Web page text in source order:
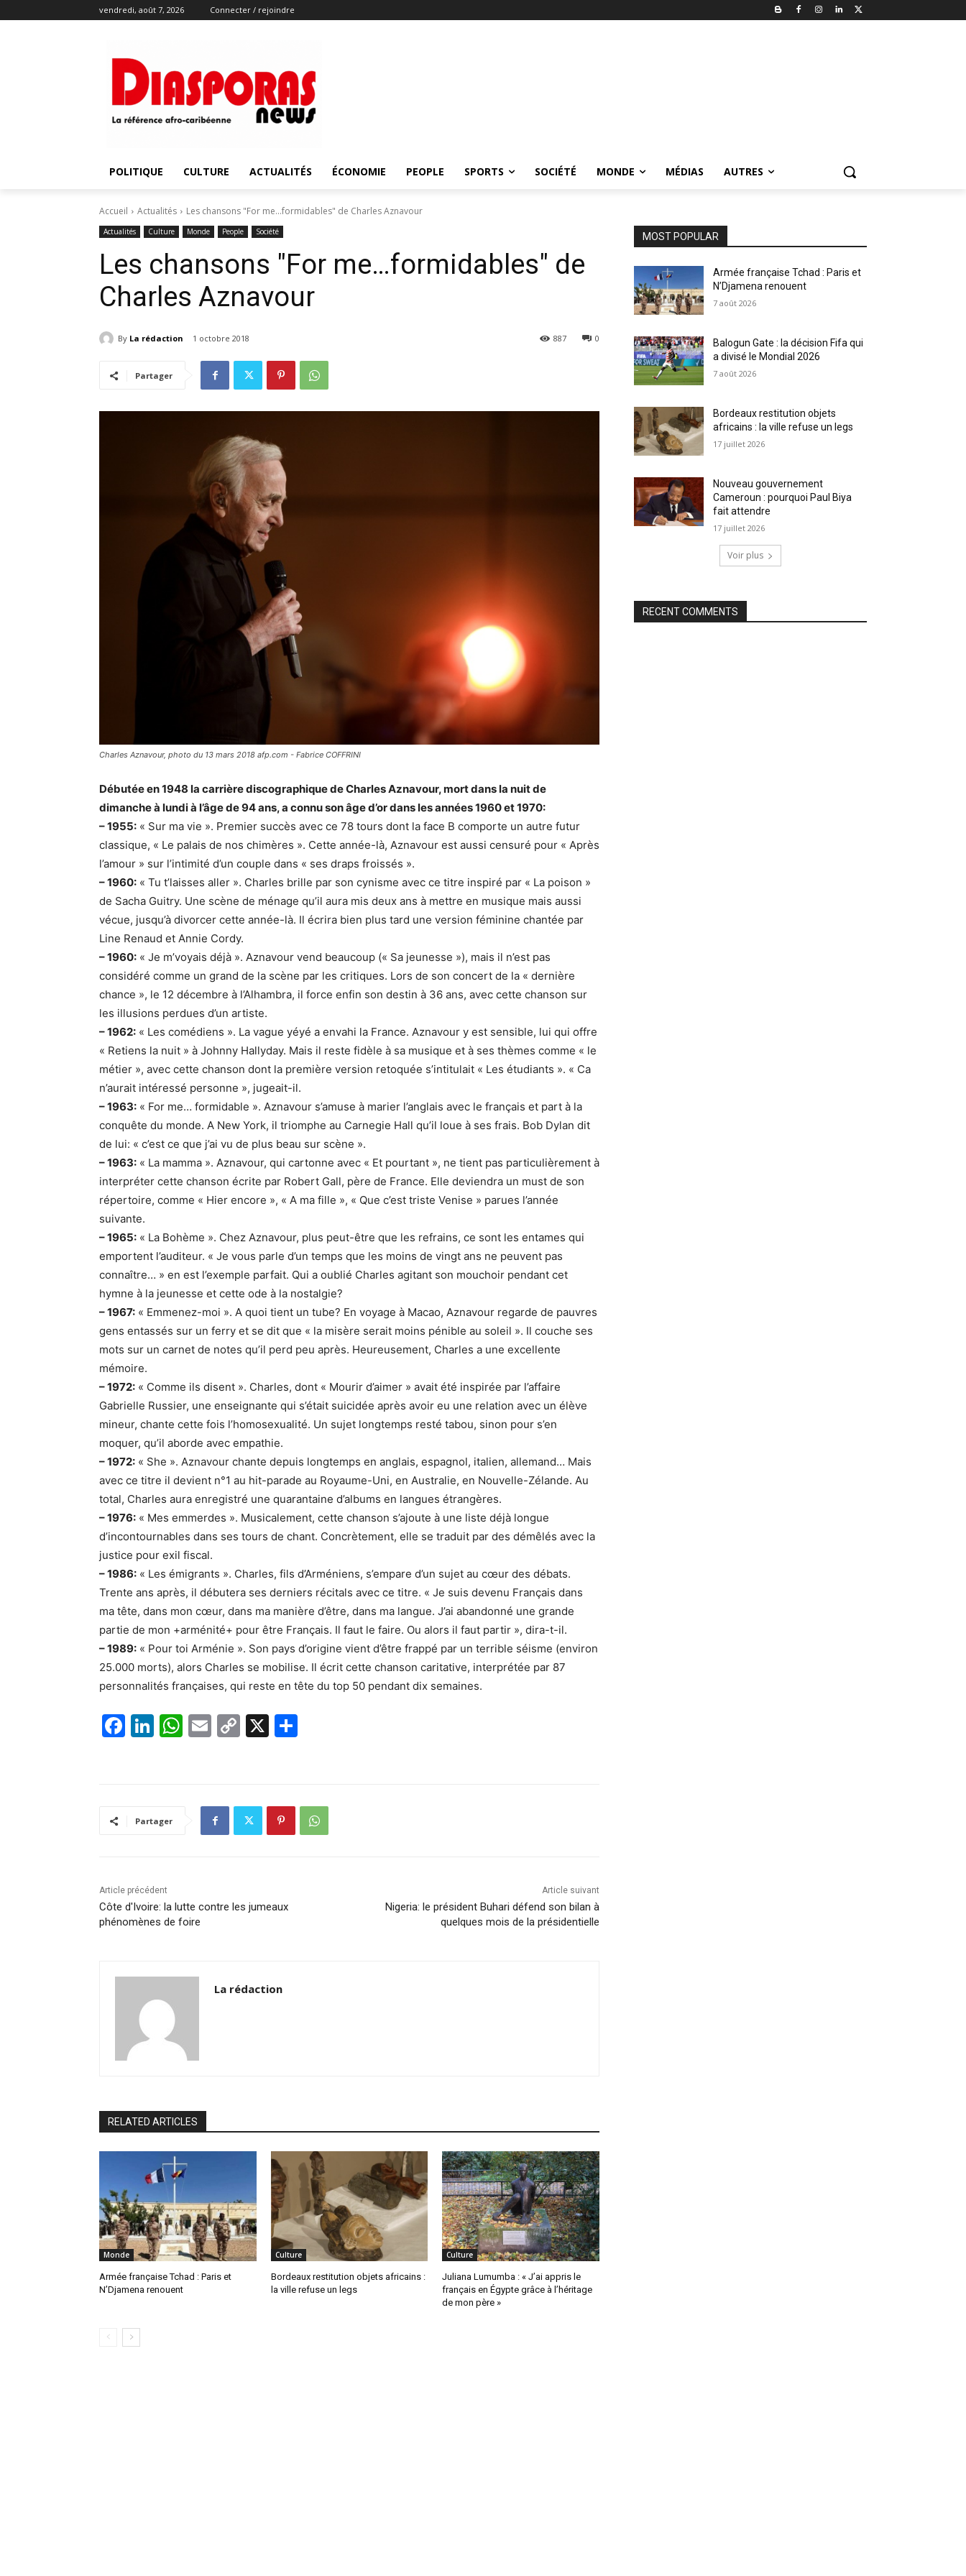
vendredi, août 7, 2026 Connecter / rejoindre
POLITIQUE CULTURE ACTUALITÉS ÉCONOMIE PEOPLE SPORTS SOCIÉTÉ MONDE MÉDIAS AUTRES
Accueil Actualités Les chansons "For me...formidables" de Charles Aznavour
Actualités Culture Monde People Société
Les chansons "For me…formidables" de
Charles Aznavour
By La rédaction 1 octobre 2018 0
887
Partager
Charles Aznavour, photo du 13 mars 2018 afp.com - Fabrice COFFRINI
Débutée en 1948 la carrière discographique de Charles Aznavour, mort dans la nuit de
dimanche à lundi à l’âge de 94 ans, a connu son âge d’or dans les années 1960 et 1970:
– 1955: « Sur ma vie ». Premier succès avec ce 78 tours dont la face B comporte un autre futur
classique, « Le palais de nos chimères ». Cette année-là, Aznavour est aussi censuré pour « Après
l’amour » sur l’intimité d’un couple dans « ses draps froissés ».
– 1960: « Tu t’laisses aller ». Charles brille par son cynisme avec ce titre inspiré par « La poison »
de Sacha Guitry. Une scène de ménage qu’il aura mis deux ans à mettre en musique mais aussi
vécue, jusqu’à divorcer cette année-là. Il écrira bien plus tard une version féminine chantée par
Line Renaud et Annie Cordy.
– 1960: « Je m’voyais déjà ». Aznavour vend beaucoup (« Sa jeunesse »), mais il n’est pas
considéré comme un grand de la scène par les critiques. Lors de son concert de la « dernière
chance », le 12 décembre à l’Alhambra, il force enfin son destin à 36 ans, avec cette chanson sur
les illusions perdues d’un artiste.
– 1962: « Les comédiens ». La vague yéyé a envahi la France. Aznavour y est sensible, lui qui offre
« Retiens la nuit » à Johnny Hallyday. Mais il reste fidèle à sa musique et à ses thèmes comme « le
métier », avec cette chanson dont la première version retoquée s’intitulait « Les étudiants ». « Ca
n’aurait intéressé personne », jugeait-il.
– 1963: « For me… formidable ». Aznavour s’amuse à marier l’anglais avec le français et part à la
conquête du monde. A New York, il triomphe au Carnegie Hall qu’il loue à ses frais. Bob Dylan dit
de lui: « c’est ce que j’ai vu de plus beau sur scène ».
– 1963: « La mamma ». Aznavour, qui cartonne avec « Et pourtant », ne tient pas particulièrement à
interpréter cette chanson écrite par Robert Gall, père de France. Elle deviendra un must de son
répertoire, comme « Hier encore », « A ma fille », « Que c’est triste Venise » parues l’année
suivante.
– 1965: « La Bohème ». Chez Aznavour, plus peut-être que les refrains, ce sont les entames qui
emportent l’auditeur. « Je vous parle d’un temps que les moins de vingt ans ne peuvent pas
connaître… » en est l’exemple parfait. Qui a oublié Charles agitant son mouchoir pendant cet
hymne à la jeunesse et cette ode à la nostalgie?
– 1967: « Emmenez-moi ». A quoi tient un tube? En voyage à Macao, Aznavour regarde de pauvres
gens entassés sur un ferry et se dit que « la misère serait moins pénible au soleil ». Il couche ses
mots sur un carnet de notes qu’il perd peu après. Heureusement, Charles a une excellente
mémoire.
– 1972: « Comme ils disent ». Charles, dont « Mourir d’aimer » avait été inspirée par l’affaire
Gabrielle Russier, une enseignante qui s’était suicidée après avoir eu une relation avec un élève
mineur, chante cette fois l’homosexualité. Un sujet longtemps resté tabou, sinon pour s’en
moquer, qu’il aborde avec empathie.
– 1972: « She ». Aznavour chante depuis longtemps en anglais, espagnol, italien, allemand… Mais
avec ce titre il devient n°1 au hit-parade au Royaume-Uni, en Australie, en Nouvelle-Zélande. Au
total, Charles aura enregistré une quarantaine d’albums en langues étrangères.
– 1976: « Mes emmerdes ». Musicalement, cette chanson s’ajoute à une liste déjà longue
d’incontournables dans ses tours de chant. Concrètement, elle se traduit par des démêlés avec la
justice pour exil fiscal.
– 1986: « Les émigrants ». Charles, fils d’Arméniens, s’empare d’un sujet au cœur des débats.
Trente ans après, il débutera ses derniers récitals avec ce titre. « Je suis devenu Français dans
ma tête, dans mon cœur, dans ma manière d’être, dans ma langue. J’ai abandonné une grande
partie de mon +arménité+ pour être Français. Il faut le faire. Ou alors il faut partir », dira-t-il.
– 1989: « Pour toi Arménie ». Son pays d’origine vient d’être frappé par un terrible séisme (environ
25.000 morts), alors Charles se mobilise. Il écrit cette chanson caritative, interprétée par 87
personnalités françaises, qui reste en tête du top 50 pendant dix semaines.
F
b
k
Li
dI
W E
C
Li
n
X
er
Partager
Article précédent
Côte d'Ivoire: la lutte contre les jumeaux
phénomènes de foire
Article suivant
Nigeria: le président Buhari défend son bilan à
quelques mois de la présidentielle
La rédaction
RELATED ARTICLES
Monde
Armée française Tchad : Paris et
N’Djamena renouent
Culture
Bordeaux restitution objets africains :
la ville refuse un legs
Culture
Juliana Lumumba : « J’ai appris le
français en Égypte grâce à l’héritage
de mon père »
MOST POPULAR
Armée française Tchad : Paris et
N’Djamena renouent
7 août 2026
Balogun Gate : la décision Fifa qui
a divisé le Mondial 2026
7 août 2026
Bordeaux restitution objets
africains : la ville refuse un legs
17 juillet 2026
Nouveau gouvernement
Cameroun : pourquoi Paul Biya
fait attendre
17 juillet 2026
Voir plus
RECENT COMMENTS